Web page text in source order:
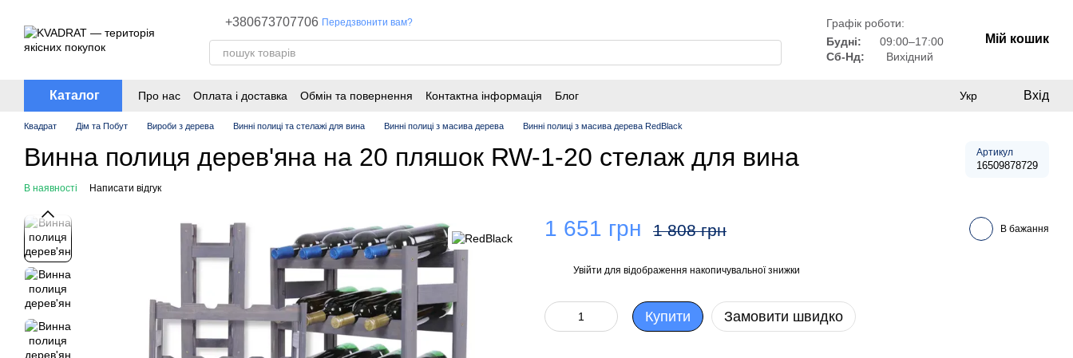
+380673707706 Передзвонити вам?
Графік роботи:
Будні:
09:00–17:00
Сб-Нд:
Вихідний
Мій кошик
Каталог Про нас Оплата і доставка Обмін та повернення Контактна інформація Блог Укр Вхід
Квадрат Дім та Побут Вироби з дерева Винні полиці та стелажі для вина Винні полиці з масива дерева Винні полиці з масива дерева RedBlack
Винна полиця дерев'яна на 20 пляшок RW-1-20 стелаж для вина Артикул
16509878729
В наявності Написати відгук
1 651 грн 1 808 грн В бажання
Увійти для відображення накопичувальної знижки
Купити Замовити швидко